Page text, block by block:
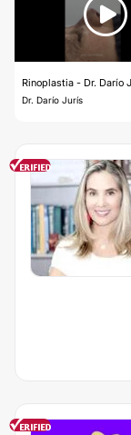
Rinoplastia - Dr. Darío
Dr. Darío Jurís